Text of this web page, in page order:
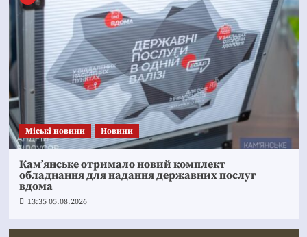
Mіські новини Новини
Кам’янське отримало новий комплект
обладнання для надання державних послуг
вдома
13:35 05.08.2026